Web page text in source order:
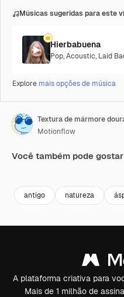
Músicas sugeridas para este
Hierbabuena
Pop,Acoustic, Laid
Explore mais opções de música
Textura de mármore
Motionflow
Você também pode
antigo natureza
A plataforma criativa para
Mais de 1 milhão de